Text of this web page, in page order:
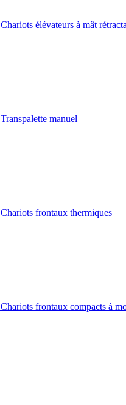
Chariots élévateurs à mât
Transpalette manuel
Chariots frontaux thermiques
Chariots frontaux compacts à